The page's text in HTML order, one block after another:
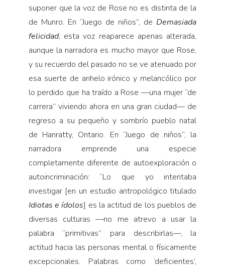
suponer que la voz de Rose no es distinta de la
de Munro. En “Juego de niños”, de Demasiada
felicidad, esta voz reaparece apenas alterada,
aunque la narradora es mucho mayor que Rose,
y su recuerdo del pasado no se ve atenuado por
esa suerte de anhelo irónico y melancólico por
lo perdido que ha traído a Rose —una mujer “de
carrera” viviendo ahora en una gran ciudad— de
regreso a su pequeño y sombrío pueblo natal
de Hanratty, Ontario. En “Juego de niños”, la
narradora emprende una especie
completamente diferente de autoexploración o
autoincriminación: “Lo que yo intentaba
investigar [en un estudio antropológico titulado
Idiotas e ídolos] es la actitud de los pueblos de
diversas culturas —no me atrevo a usar la
palabra “primitivas” para describirlas—, la
actitud hacia las personas mental o físicamente
excepcionales. Palabras como ‘deficientes’,